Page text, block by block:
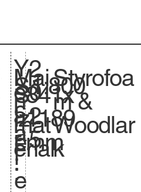
Y
e
a
r
:
Mai
n
mat
erial
:
S
c
a
l
e
S
iz
e.
2
0
2
5
1:800
841x
1189
mm
Styrofoa
m &
Woodlar
k